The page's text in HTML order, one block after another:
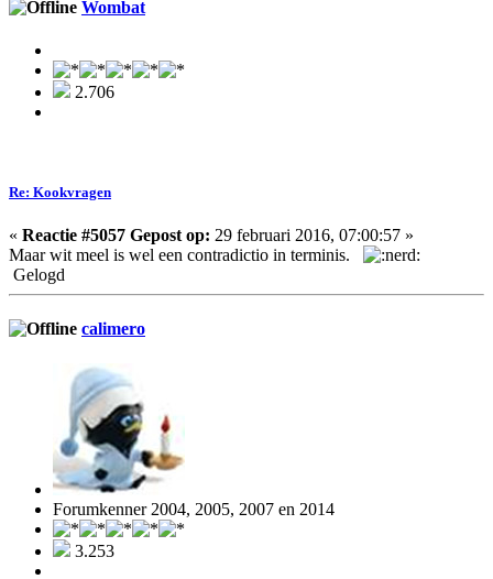
Wombat
2.706
Re: Kookvragen
« Reactie #5057 Gepost op: 29 februari 2016, 07:00:57 »
Maar wit meel is wel een contradictio in terminis.
Gelogd
calimero
Forumkenner 2004, 2005, 2007 en 2014
3.253